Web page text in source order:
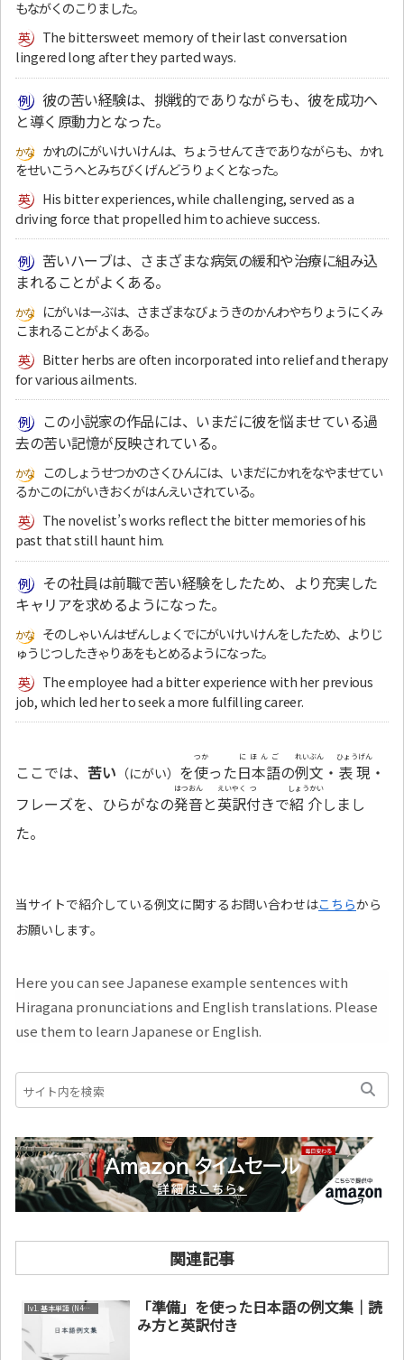
もながくのこりました。
The bittersweet memory of their last conversation
lingered long after they parted ways.
彼の苦い経験は、挑戦的でありながらも、彼を成功へ
と導く原動力となった。
かれのにがいけいけんは、ちょうせんてきでありながらも、かれ
をせいこうへとみちびくげんどうりょくとなった。
His bitter experiences, while challenging, served as a
driving force that propelled him to achieve success.
苦いハーブは、さまざまな病気の緩和や治療に組み込
まれることがよくある。
にがいはーぶは、さまざまなびょうきのかんわやちりょうにくみ
こまれることがよくある。
Bitter herbs are often incorporated into relief and therapy
for various ailments.
この小説家の作品には、いまだに彼を悩ませている過
去の苦い記憶が反映されている。
このしょうせつかのさくひんには、いまだにかれをなやませてい
るかこのにがいきおくがはんえいされている。
The novelist’s works reflect the bitter memories of his
past that still haunt him.
その社員は前職で苦い経験をしたため、より充実した
キャリアを求めるようになった。
そのしゃいんはぜんしょくでにがいけいけんをしたため、よりじ
ゅうじつしたきゃりあをもとめるようになった。
The employee had a bitter experience with her previous
job, which led her to seek a more fulfilling career.
ここでは、 苦い （にがい） を使
つか
った日本語
にほんご
の例文
れいぶん
・ 表現
ひょうげん
・
フレーズを、ひらがなの発音
はつおん
と英訳
えいやく
付
つ
きで紹介
しょうかい
しまし
た。
当サイトで紹介している例文に関するお問い合わせはこちらから
お願いします。
Here you can see Japanese example sentences with
Hiragana pronunciations and English translations. Please
use them to learn Japanese or English.
関連記事
lv1. 基本単語 (N4～N5)
「準備」を使った日本語の例文集｜読
み方と英訳付き